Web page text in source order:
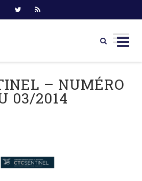
– NUMÉRO
03/2014